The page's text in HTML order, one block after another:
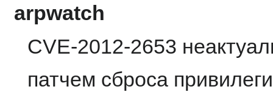
arpwatch
CVE-2012-2653
патчем сброса